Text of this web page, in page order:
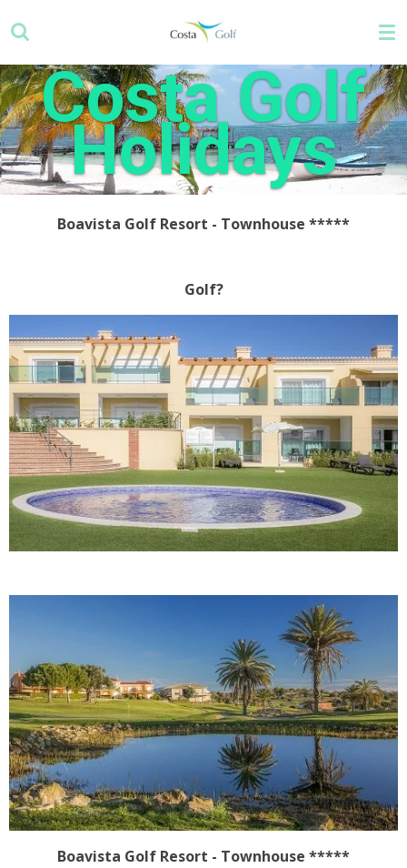
Hauptinhalt
springenCosta Golf
Holidays
Boavista Golf Resort - Townhouse *****
Golf?
Boavista Golf Resort - Townhouse *****